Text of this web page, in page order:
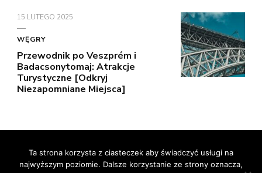
15 LUTEGO 2025
WĘGRY
Przewodnik po Veszprém i
Badacsonytomaj: Atrakcje
Turystyczne [Odkryj
Niezapomniane Miejsca]
© prawa autorskie2026RelaxNetPl. Wszelkie prawa
zastrzeżone.Vilva | Stworzony przezBlossom
Ta strona korzysta z ciasteczek aby świadczyć usługi na
najwyższym poziomie. Dalsze korzystanie ze strony oznacza,